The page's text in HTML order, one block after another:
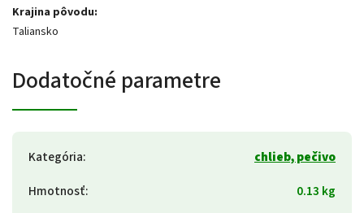
Krajina pôvodu:
Taliansko
Dodatočné parametre
Kategória:
chlieb, pečivo
Hmotnosť:
0.13 kg